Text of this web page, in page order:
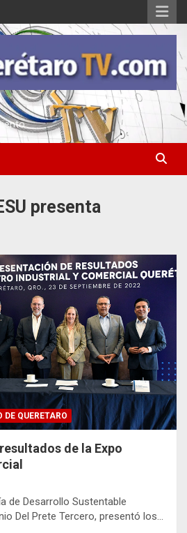
presenta
DE QUERETARO
de la Expo
de Desarrollo Sustentable
Del Prete Tercero, presentó los…